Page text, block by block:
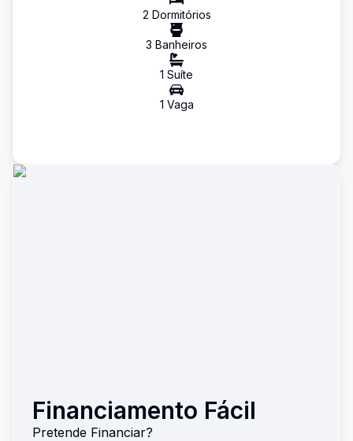
2 Dormitórios
3 Banheiros
1 Suíte
1 Vaga
Financiamento Fácil
Pretende Financiar?